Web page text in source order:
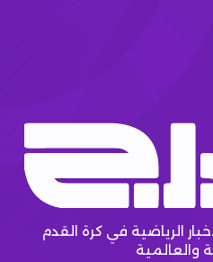
الرياضية في كرة القدم
والعالمية